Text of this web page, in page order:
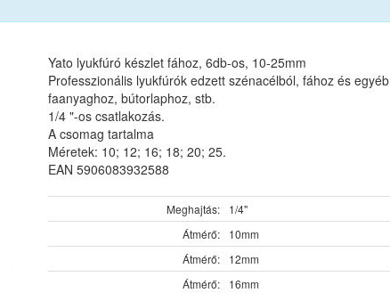
Yato lyukfúró készlet fához, 6db-os, 10-25mm
Professzionális lyukfúrók edzett szénacélból, fához és egyéb
faanyaghoz, bútorlaphoz, stb.
1/4 "-os csatlakozás.
A csomag tartalma
Méretek: 10; 12; 16; 18; 20; 25.
EAN 5906083932588
Meghajtás:
1/4"
Átmérő:
10mm
Átmérő:
12mm
Átmérő:
16mm